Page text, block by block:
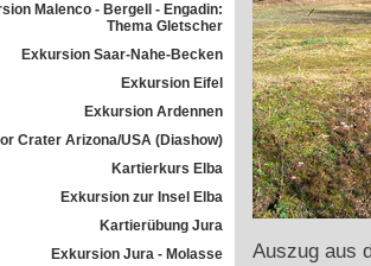
Malenco - Bergell - Engadin:
Thema Gletscher
Exkursion Saar-Nahe-Becken
Exkursion Eifel
Exkursion Ardennen
Crater Arizona/USA (Diashow)
Kartierkurs Elba
Exkursion zur Insel Elba
Kartierübung Jura
Exkursion Jura - Molasse
Auszug aus